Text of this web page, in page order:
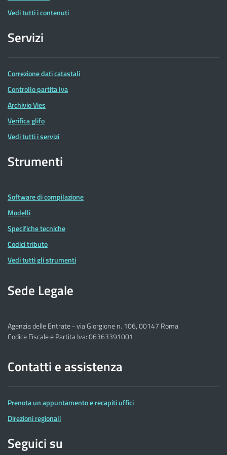
Vedi tutti i contenuti
Servizi
Correzione dati catastali
Controllo partita Iva
Archivio Vies
Verifica glifo
Vedi tutti i servizi
Strumenti
Software di compilazione
Modelli
Specifiche tecniche
Codici tributo
Vedi tutti gli strumenti
Sede Legale
Agenzia delle Entrate - via Giorgione n. 106, 00147 Roma
Codice Fiscale e Partita Iva: 06363391001
Contatti e assistenza
Prenota un appuntamento e recapiti uffici
Direzioni regionali
Seguici su